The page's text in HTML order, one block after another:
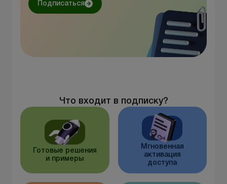
Подписаться
Что входит в подписку?
Готовые решения
и примеры
Мгновенная
активация
доступа